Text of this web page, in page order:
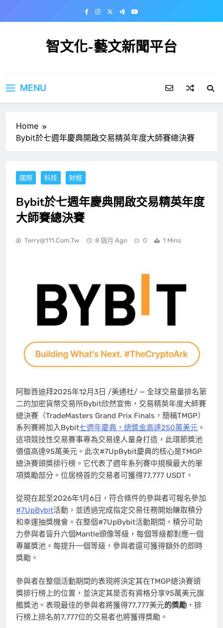
智文化-藝文新聞平台
MENU
Home
Bybit於七週年慶典開啟交易精英年度大師賽總決賽
國際 科技 財經
Bybit於七週年慶典開啟交易精英年度
大師賽總決賽
Terry@111.com.tw 8 個月 Ago 0 1 Mins
阿聯酋迪拜2025年12月3日 /美通社/ — 全球交易量排名第
二的加密貨幣交易所Bybit欣然宣佈，交易精英年度大師賽
總決賽（TradeMasters Grand Prix Finals，簡稱TMGP）
系列賽將加入Bybit七週年慶典，總獎金高達250萬美元 。
這項競技性交易賽事專為交易達人量身打造，此環節獎池
價值高達95萬美元。此次#7UpBybit慶典的核心是TMGP
總決賽頭獎排行榜。它代表了週年系列賽中規模最大的單
項獎勵部分。位居榜首的交易者可獲得77,777 USDT。
從現在起至2026年1月6日，符合條件的參與者可報名參加
#7UpBybit活動，並透過完成指定交易任務開始賺取積分
和幸運抽獎機會。在整個#7UpBybit活動期間，積分可助
力參與者晉升六個Mantle頭像等級，每個等級都對應一個
專屬獎池。每提升一個等級，參與者還可獲得額外的即時
獎勵。
參與者在整個活動期間的表現將決定其在TMGP總決賽頭
獎排行榜上的位置，並決定其是否有資格分享95萬美元旗
艦獎池。表現最佳的參與者將獲得77,777美元的獎勵 ，排
行榜上排名前7,777位的交易者也將獲得獎勵。